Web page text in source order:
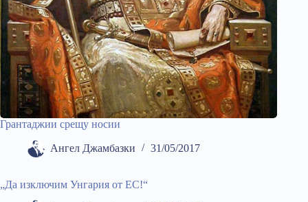
Грантаджии срещу носии
Ангел Джамбазки 31/05/2017
„Да изключим Унгария от ЕС!“